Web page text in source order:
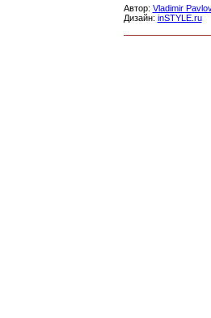
Автор: Vladimir
Дизайн: inSTYLE.ru